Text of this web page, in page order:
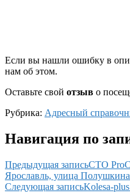
Если вы нашли ошибку в
нам об этом.
Оставьте свой отзыв о
Рубрика: Адресный
Навигация по
Предыдущая записьСТО
Ярославль, улица
Следующая записьKolesa-